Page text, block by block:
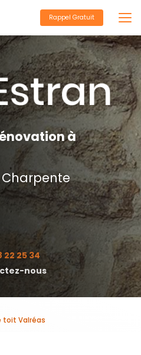
Rappel Gratuit
à
22 25 34
nous
toit Valréas